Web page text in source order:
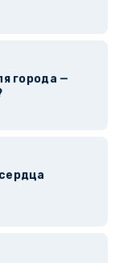
города —